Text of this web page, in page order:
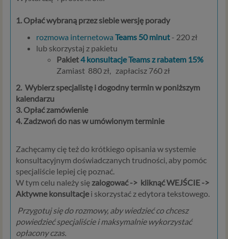
1. Opłać wybraną przez siebie wersję porady
rozmowa internetowa Teams 50 minut - 220 zł
lub skorzystaj z pakietu
Pakiet4 konsultacje Teams z rabatem 15%
Zamiast 880 zł, zapłacisz 760 zł
2. Wybierz specjalistę i dogodny termin w poniższym
kalendarzu
3. Opłać zamówienie
4. Zadzwoń do nas w umówionym terminie
Zachęcamy cię też do krótkiego opisania w systemie
konsultacyjnym doświadczanych trudności, aby pomóc
specjaliście lepiej cię poznać.
W tym celu należy się zalogować -> kliknąć WEJŚCIE ->
Aktywne konsultacjei skorzystać z edytora tekstowego.
Przygotuj się do rozmowy, aby wiedzieć co chcesz
powiedzieć specjaliście i maksymalnie wykorzystać
opłacony czas.